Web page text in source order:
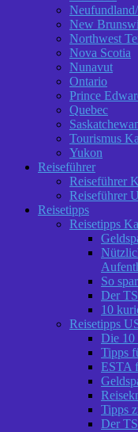
New
Northwest
Nova Scotia
Nunavut
Ontario
Prince
Quebec
Tourismus
Yukon
Reiseführer
Reiseführer
Reiseführer
Reisetipps
Reisetipps
So
Der
10
Reisetipps
Die 10
Tipps
ESTA
Tipps
Der